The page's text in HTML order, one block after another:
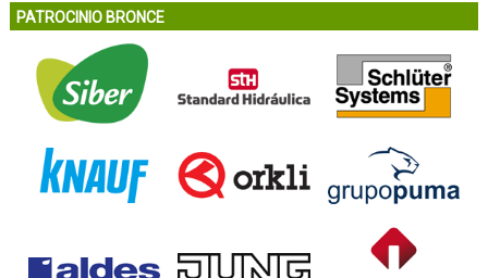
PATROCINIO BRONCE